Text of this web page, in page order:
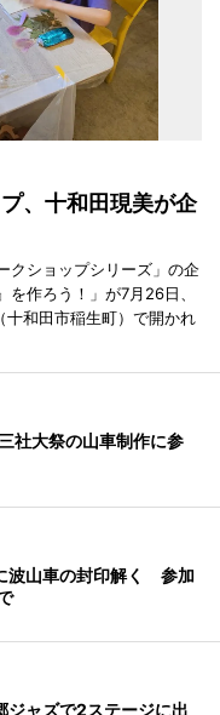
、十和田現美が企
クショップシリーズ」の企
作ろう！」が7月26日、
和田市稲生町）で開かれ
社大祭の山車制作に参
波山車の封印解く 参加
ジャズで2ステージに出